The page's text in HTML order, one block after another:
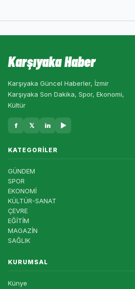
Karşıyaka Haber
Karşıyaka Güncel Haberler, İzmir
Karşıyaka Son Dakika, Spor, Ekonomi,
Kültür
f 𝕏 in ▶
KATEGORILER
GÜNDEM
SPOR
EKONOMİ
KÜLTÜR-SANAT
ÇEVRE
EĞİTİM
MAGAZİN
SAĞLIK
KURUMSAL
Künye